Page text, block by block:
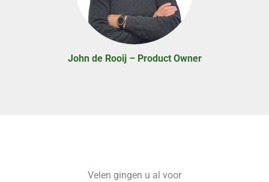
John de Rooij – Product Owner
Velen gingen u al voor